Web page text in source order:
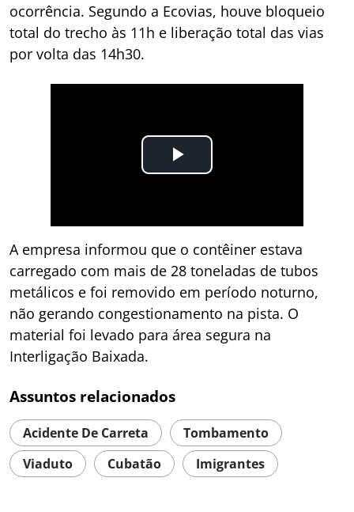
ocorrência. Segundo a Ecovias, houve bloqueio
total do trecho às 11h e liberação total das vias
por volta das 14h30.
A empresa informou que o contêiner estava
carregado com mais de 28 toneladas de tubos
metálicos e foi removido em período noturno,
não gerando congestionamento na pista. O
material foi levado para área segura na
Interligação Baixada.
Assuntos relacionados
Acidente De Carreta
Tombamento
Viaduto
Cubatão Imigrantes